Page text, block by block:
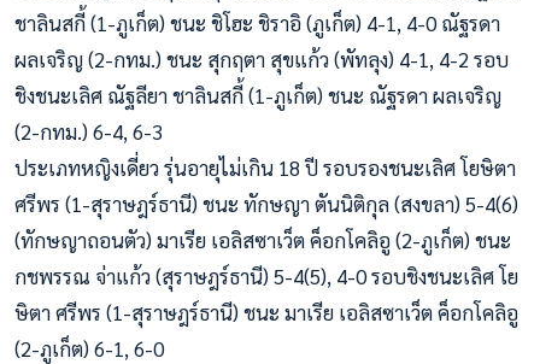
ชาลินสกี้ (1-ภูเก็ต) ชนะ ชิโฮะ ชิราอิ (ภูเก็ต) 4-1, 4-0 ณัฐรดา
ผลเจริญ (2-กทม.) ชนะ สุกฤตา สุขแก้ว (พัทลุง) 4-1, 4-2 รอบ
ชิงชนะเลิศ ณัฐลียา ชาลินสกี้ (1-ภูเก็ต) ชนะ ณัฐรดา ผลเจริญ
(2-กทม.) 6-4, 6-3
ประเภทหญิงเดี่ยว รุ่นอายุไม่เกิน 18 ปี รอบรองชนะเลิศ โยษิตา
ศรีพร (1-สุราษฎร์ธานี) ชนะ ทักษญา ตันนิติกุล (สงขลา) 5-4(6)
(ทักษญาถอนตัว) มาเรีย เอลิสซาเว็ต ค็อกโคลิอู (2-ภูเก็ต) ชนะ
กชพรรณ จ่าแก้ว (สุราษฎร์ธานี) 5-4(5), 4-0 รอบชิงชนะเลิศ โย
ษิตา ศรีพร (1-สุราษฎร์ธานี) ชนะ มาเรีย เอลิสซาเว็ต ค็อกโคลิอู
(2-ภูเก็ต) 6-1, 6-0